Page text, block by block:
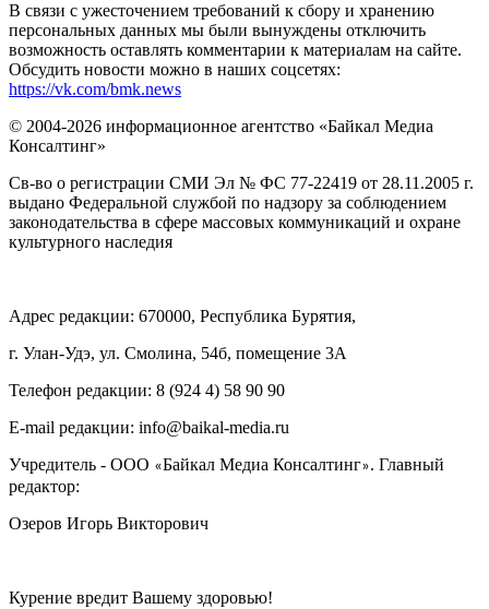
В связи с ужесточением требований к сбору и хранению
персональных данных мы были вынуждены отключить
возможность оставлять комментарии к материалам на сайте.
Обсудить новости можно в наших соцсетях:
https://vk.com/bmk.news
© 2004-2026 информационное агентство «Байкал Медиа
Консалтинг»
Св-во о регистрации СМИ Эл № ФС 77-22419 от 28.11.2005 г.
выдано Федеральной службой по надзору за соблюдением
законодательства в сфере массовых коммуникаций и охране
культурного наследия
Адрес редакции: 670000, Республика Бурятия,
г. Улан-Удэ, ул. Смолина, 54б, помещение 3А
Телефон редакции: ‎‎8 (924 4) 58 90 90
E-mail редакции: info@baikal-media.ru
Учредитель - ООО «Байкал Медиа Консалтинг». Главный
редактор:
Озеров Игорь Викторович
Курение вредит Вашему здоровью!